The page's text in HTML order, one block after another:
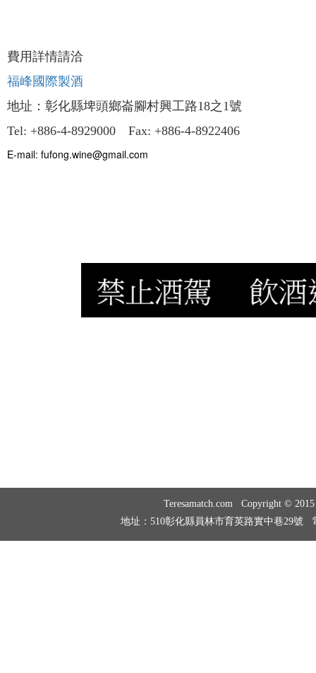
費用詳情請洽
福峰國際製酒
地址：彰化縣埤頭鄉崙腳村興工路18之1號
Tel: +886-4-8929000 Fax: +886-4-8922406
E-mail: fufong.wine@gmail.com
Teresamatch.com Copyright ©
地址：510彰化縣員林市育英路實中巷29號